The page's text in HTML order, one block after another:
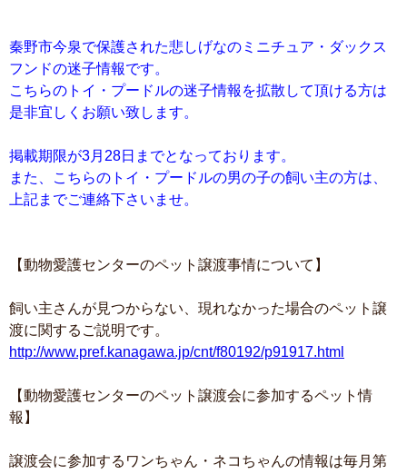
秦野市今泉で保護された悲しげなのミニチュア・ダックス
フンドの迷子情報です。
こちらのトイ・プードルの迷子情報を拡散して頂ける方は
是非宜しくお願い致します。
掲載期限が3月28日までとなっております。
また、こちらのトイ・プードルの男の子の飼い主の方は、
上記までご連絡下さいませ。
【動物愛護センターのペット譲渡事情について】
飼い主さんが見つからない、現れなかった場合のペット譲
渡に関するご説明です。
http://www.pref.kanagawa.jp/cnt/f80192/p91917.html
【動物愛護センターのペット譲渡会に参加するペット情
報】
譲渡会に参加するワンちゃん・ネコちゃんの情報は毎月第